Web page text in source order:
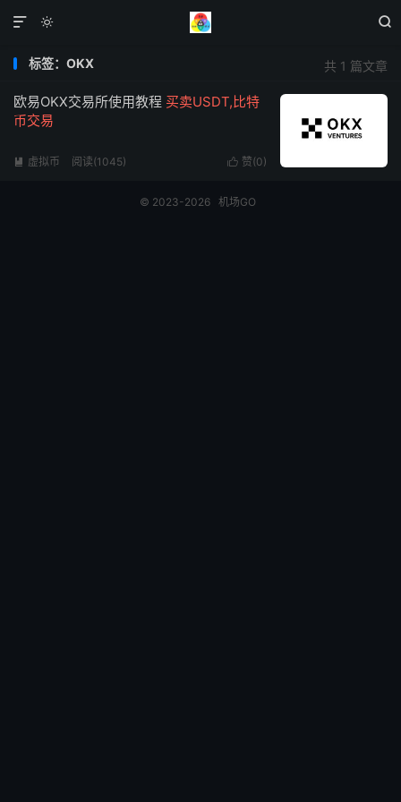



共 1 篇文章
标签：OKX
欧易OKX交易所使用教程 买卖USDT,比特
币交易
 赞(0)
 虚拟币 阅读(1045)
© 2023-2026 机场GO